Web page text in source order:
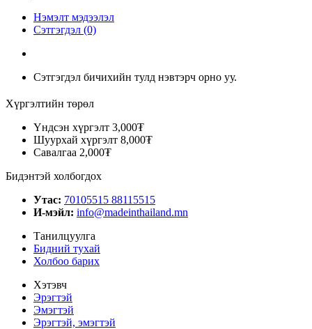
Нэмэлт мэдээлэл
Сэтгэгдэл (0)
Сэтгэгдэл бичихийн тулд нэвтэрч орно уу.
Хүргэлтийн төрөл
Үндсэн хүргэлт 3,000₮
Шуурхай хүргэлт 8,000₮
Савалгаа 2,000₮
Бидэнтэй холбогдох
Утас: 70105515 88115515
И-мэйл: info@madeinthailand.mn
Танилцуулга
Бидний тухай
Холбоо барих
Хэтэвч
Эрэгтэй
Эмэгтэй
Эрэгтэй, эмэгтэй